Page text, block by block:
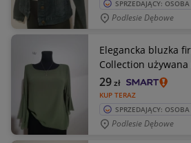
SPRZEDAJĄCY:
Podlesie Dębowe
Elegancka bluzka
Collection
KUP TERAZ
29zł
SPRZEDAJĄCY:
Podlesie Dębowe